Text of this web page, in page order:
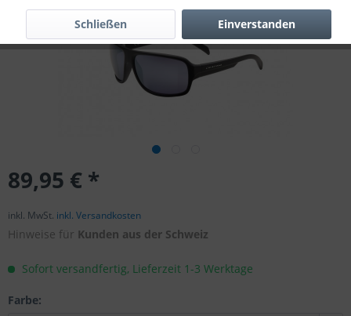
89,95 € *
inkl. MwSt. inkl. Versandkosten
Hinweise für Kunden aus der Schweiz
Sofort versandfertig, Lieferzeit 1-3 Werktage
Farbe:
Einverstanden
Schließen